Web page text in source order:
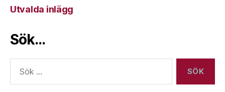
Utvalda inlägg
Sök…
efter: